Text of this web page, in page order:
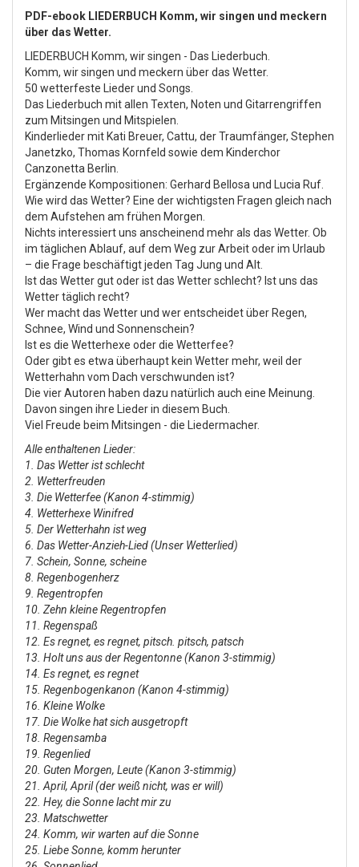
PDF-ebook LIEDERBUCH Komm, wir singen und meckern
über das Wetter.
LIEDERBUCH Komm, wir singen - Das Liederbuch.
Komm, wir singen und meckern über das Wetter.
50 wetterfeste Lieder und Songs.
Das Liederbuch mit allen Texten, Noten und Gitarrengriffen
zum Mitsingen und Mitspielen.
Kinderlieder mit Kati Breuer, Cattu, der Traumfänger, Stephen
Janetzko, Thomas Kornfeld sowie dem Kinderchor
Canzonetta Berlin.
Ergänzende Kompositionen: Gerhard Bellosa und Lucia Ruf.
Wie wird das Wetter? Eine der wichtigsten Fragen gleich nach
dem Aufstehen am frühen Morgen.
Nichts interessiert uns anscheinend mehr als das Wetter. Ob
im täglichen Ablauf, auf dem Weg zur Arbeit oder im Urlaub
– die Frage beschäftigt jeden Tag Jung und Alt.
Ist das Wetter gut oder ist das Wetter schlecht? Ist uns das
Wetter täglich recht?
Wer macht das Wetter und wer entscheidet über Regen,
Schnee, Wind und Sonnenschein?
Ist es die Wetterhexe oder die Wetterfee?
Oder gibt es etwa überhaupt kein Wetter mehr, weil der
Wetterhahn vom Dach verschwunden ist?
Die vier Autoren haben dazu natürlich auch eine Meinung.
Davon singen ihre Lieder in diesem Buch.
Viel Freude beim Mitsingen - die Liedermacher.
Alle enthaltenen Lieder:
1. Das Wetter ist schlecht
2. Wetterfreuden
3. Die Wetterfee (Kanon 4-stimmig)
4. Wetterhexe Winifred
5. Der Wetterhahn ist weg
6. Das Wetter-Anzieh-Lied (Unser Wetterlied)
7. Schein, Sonne, scheine
8. Regenbogenherz
9. Regentropfen
10. Zehn kleine Regentropfen
11. Regenspaß
12. Es regnet, es regnet, pitsch. pitsch, patsch
13. Holt uns aus der Regentonne (Kanon 3-stimmig)
14. Es regnet, es regnet
15. Regenbogenkanon (Kanon 4-stimmig)
16. Kleine Wolke
17. Die Wolke hat sich ausgetropft
18. Regensamba
19. Regenlied
20. Guten Morgen, Leute (Kanon 3-stimmig)
21. April, April (der weiß nicht, was er will)
22. Hey, die Sonne lacht mir zu
23. Matschwetter
24. Komm, wir warten auf die Sonne
25. Liebe Sonne, komm herunter